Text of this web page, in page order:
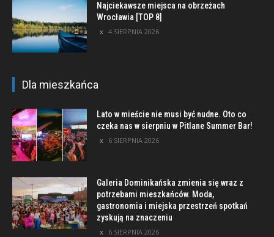
Najciekawsze miejsca na obrzeżach
Wrocławia [TOP 8]
4 SIERPNIA 2026
Dla mieszkańca
Lato w mieście nie musi być nudne. Oto co
czeka nas w sierpniu w Pitlane Summer Bar!
6 SIERPNIA 2026
Galeria Dominikańska zmienia się wraz z
potrzebami mieszkańców. Moda,
gastronomia i miejska przestrzeń spotkań
zyskują na znaczeniu
6 SIERPNIA 2026